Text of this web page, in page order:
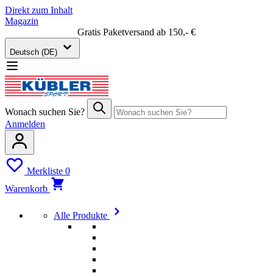
Direkt zum Inhalt
Magazin
Gratis Paketversand ab 150,- €
Deutsch (DE)
Wonach suchen Sie?
Anmelden
Merkliste 0
Warenkorb
Alle Produkte